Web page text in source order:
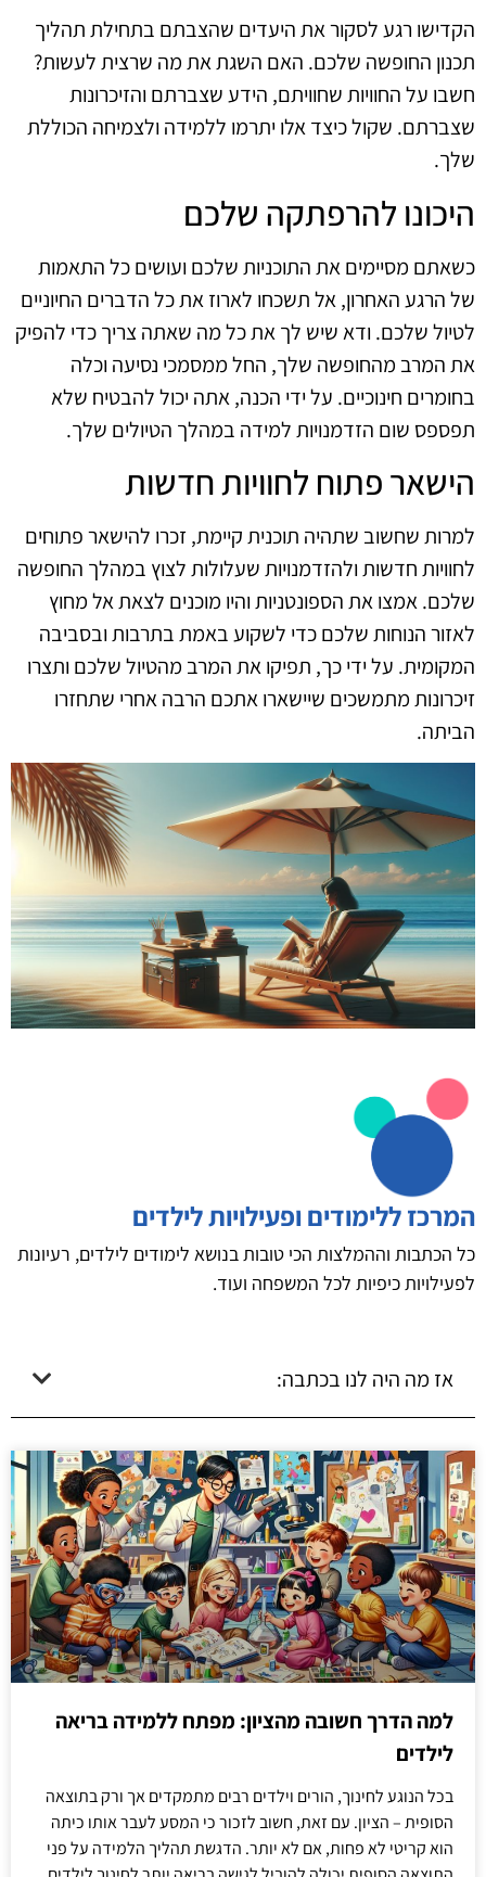
הקדישו רגע לסקור את היעדים שהצבתם בתחילת תהליך
תכנון החופשה שלכם. האם השגת את מה שרצית לעשות?
חשבו על החוויות שחוויתם, הידע שצברתם והזיכרונות
שצברתם. שקול כיצד אלו יתרמו ללמידה ולצמיחה הכוללת
שלך.
היכונו להרפתקה שלכם
כשאתם מסיימים את התוכניות שלכם ועושים כל התאמות
של הרגע האחרון, אל תשכחו לארוז את כל הדברים החיוניים
לטיול שלכם. ודא שיש לך את כל מה שאתה צריך כדי להפיק
את המרב מהחופשה שלך, החל ממסמכי נסיעה וכלה
בחומרים חינוכיים. על ידי הכנה, אתה יכול להבטיח שלא
תפספס שום הזדמנויות למידה במהלך הטיולים שלך.
הישאר פתוח לחוויות חדשות
למרות שחשוב שתהיה תוכנית קיימת, זכרו להישאר פתוחים
לחוויות חדשות ולהזדמנויות שעלולות לצוץ במהלך החופשה
שלכם. אמצו את הספונטניות והיו מוכנים לצאת אל מחוץ
לאזור הנוחות שלכם כדי לשקוע באמת בתרבות ובסביבה
המקומית. על ידי כך, תפיקו את המרב מהטיול שלכם ותצרו
זיכרונות מתמשכים שיישארו אתכם הרבה אחרי שתחזרו
הביתה.
המרכז ללימודים ופעילויות לילדים
כל הכתבות וההמלצות הכי טובות בנושא לימודים לילדים, רעיונות
לפעילויות כיפיות לכל המשפחה ועוד.
אז מה היה לנו בכתבה:
למה הדרך חשובה מהציון: מפתח ללמידה בריאה
לילדים
בכל הנוגע לחינוך, הורים וילדים רבים מתמקדים אך ורק בתוצאה
הסופית – הציון. עם זאת, חשוב לזכור כי המסע לעבר אותו כיתה
הוא קריטי לא פחות, אם לא יותר. הדגשת תהליך הלמידה על פני